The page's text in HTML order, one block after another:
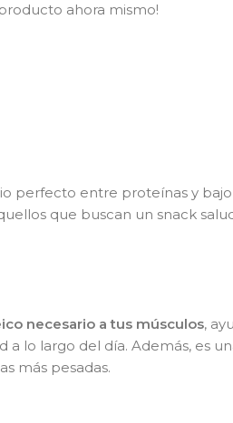
ahora mismo!
perfecto entre proteínas y
que buscan un snack
necesario a tus músculos,
a lo largo del día. Además, es
más pesadas.